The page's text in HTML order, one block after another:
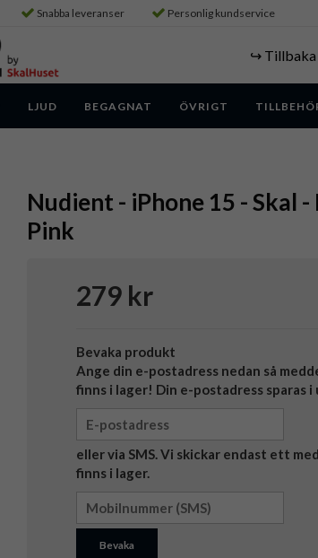
Snabba leveranser Personlig kundservice
↪️ Tillbaka
LJUD BEGAGNAT ÖVRIGT
Nudient - iPhone 15 - Skal -
Pink
279 kr
Bevaka produkt
Ange din e-postadress nedan så
finns i lager! Din e-postadress sparas i
eller via SMS. Vi skickar endast ett
finns i lager.
Bevaka